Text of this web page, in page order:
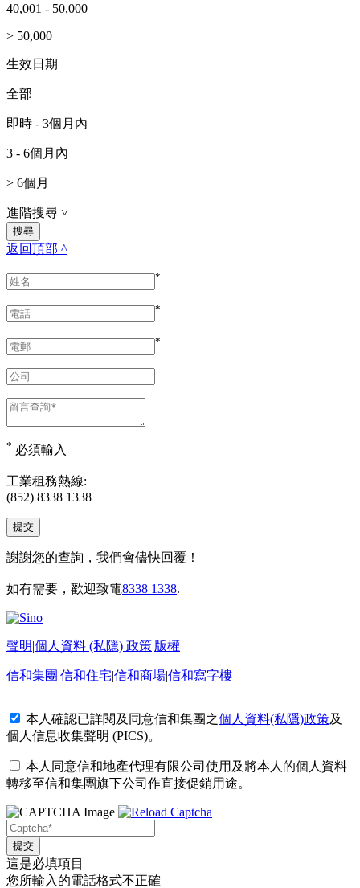
40,001 - 50,000
> 50,000
生效日期
全部
即時 - 3個月內
3 - 6個月內
> 6個月
進階搜尋 ˅
返回頂部 ^
*
*
*
* 必須輸入
工業租務熱線:
(852) 8338 1338
謝謝您的查詢，我們會儘快回覆！
如有需要，歡迎致電8338 1338.
聲明|個人資料 (私隱) 政策|版權
信和集團|信和住宅|信和商場|信和寫字樓
本人確認已詳閱及同意信和集團之個人資料(私隱)政策及
個人信息收集聲明 (PICS)。
本人同意信和地產代理有限公司使用及將本人的個人資料
轉移至信和集團旗下公司作直接促銷用途。
這是必填項目
您所輸入的電話格式不正確